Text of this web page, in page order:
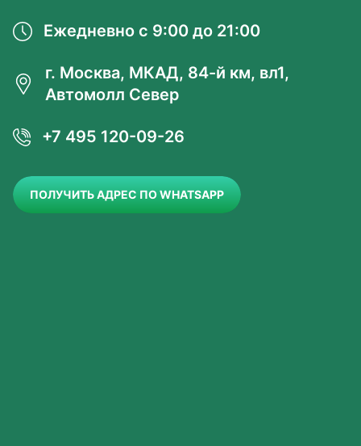
Ежедневно с 9:00 до 21:00
г. Москва, МКАД, 84-й км, вл1,
Автомолл Север
+7 495 120-09-26
ПОЛУЧИТЬ АДРЕС ПО WHATSAPP